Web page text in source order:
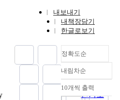
내보내기
내책장담기
한글로보기
정확도순
정확도
순
인기도
내림차순
내림차순
10개씩 출력